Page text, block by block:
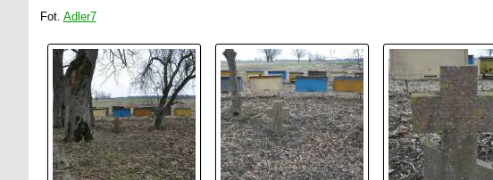
Fot. Adler7